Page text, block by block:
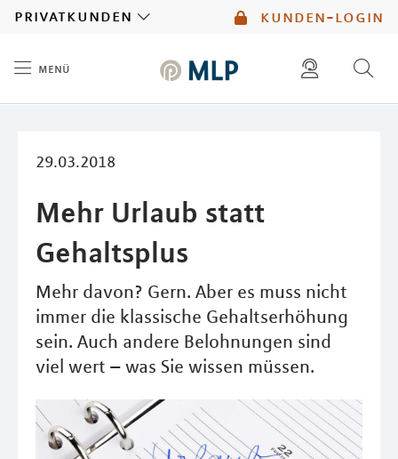
kunden-login
privatkunden
menü
29.03.2018
Mehr Urlaub statt
Gehaltsplus
Mehr davon? Gern. Aber es muss nicht
immer die klassische Gehaltserhöhung
sein. Auch andere Belohnungen sind
viel wert – was Sie wissen müssen.